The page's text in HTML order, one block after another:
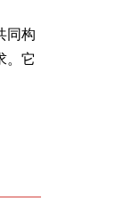
同构
。它